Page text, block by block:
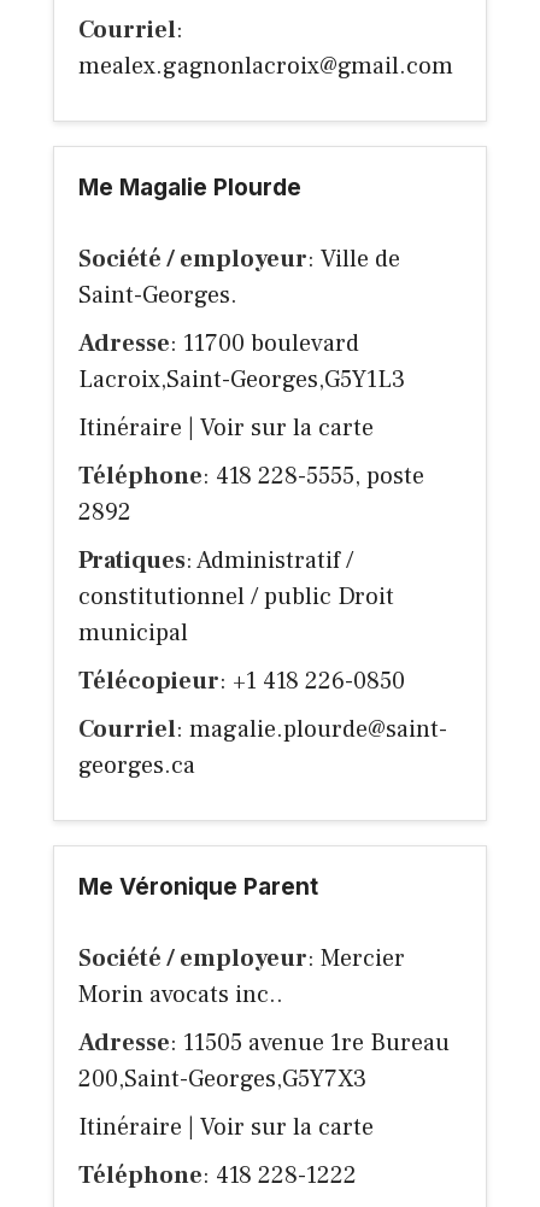
Courriel:
mealex.gagnonlacroix@gmail.com
Me Magalie Plourde
Société / employeur: Ville de
Saint-Georges.
Adresse: 11700 boulevard
Lacroix,Saint-Georges,G5Y1L3
Itinéraire
Voir sur la carte
Téléphone: 418 228-5555, poste
2892
Pratiques: Administratif /
constitutionnel / public Droit
municipal
Télécopieur: +1 418 226-0850
Courriel: magalie.plourde@saint-
georges.ca
Me Véronique Parent
Société / employeur: Mercier
Morin avocats inc..
Adresse: 11505 avenue 1re Bureau
200,Saint-Georges,G5Y7X3
Itinéraire
Voir sur la carte
Téléphone: 418 228-1222